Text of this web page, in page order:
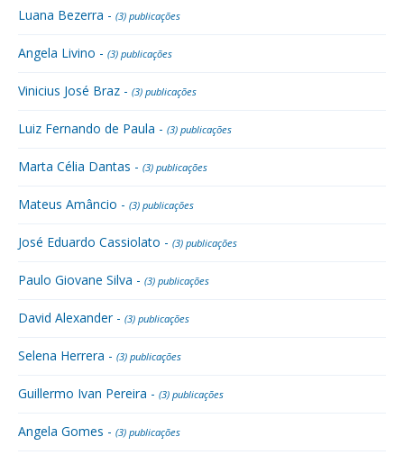
Luana Bezerra - (3) publicações
Angela Livino - (3) publicações
Vinicius José Braz - (3) publicações
Luiz Fernando de Paula - (3) publicações
Marta Célia Dantas - (3) publicações
Mateus Amâncio - (3) publicações
José Eduardo Cassiolato - (3) publicações
Paulo Giovane Silva - (3) publicações
David Alexander - (3) publicações
Selena Herrera - (3) publicações
Guillermo Ivan Pereira - (3) publicações
Angela Gomes - (3) publicações